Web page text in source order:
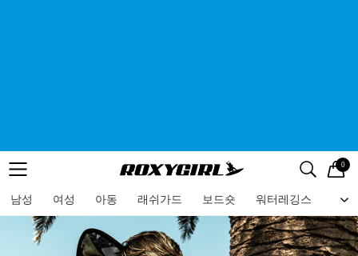
메뉴 검색
로고 0
남성 여성 아동 래쉬가드 보드숏 워터레깅스 비
메뉴